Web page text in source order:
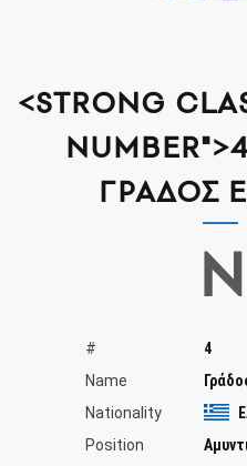
<STRONG
ΓΡΆΔΟΣ
#
4
Name
Nationality
Position